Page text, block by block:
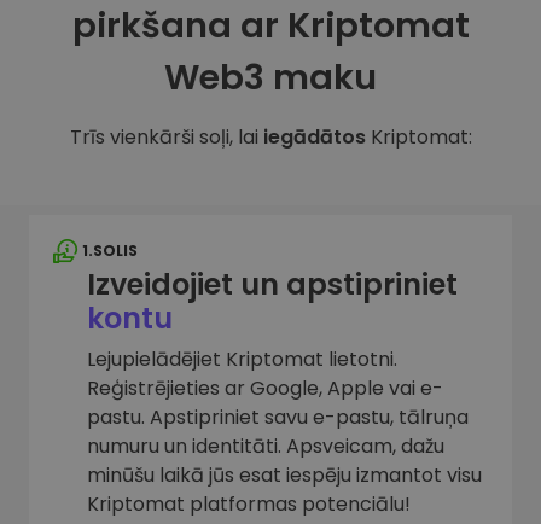
pirkšana ar Kriptomat
Web3 maku
Trīs vienkārši soļi, lai iegādātos Kriptomat:
1.SOLIS
Izveidojiet un apstipriniet
kontu
Lejupielādējiet Kriptomat lietotni.
Reģistrējieties ar Google, Apple vai e-
pastu. Apstipriniet savu e-pastu, tālruņa
numuru un identitāti. Apsveicam, dažu
minūšu laikā jūs esat iespēju izmantot visu
Kriptomat platformas potenciālu!